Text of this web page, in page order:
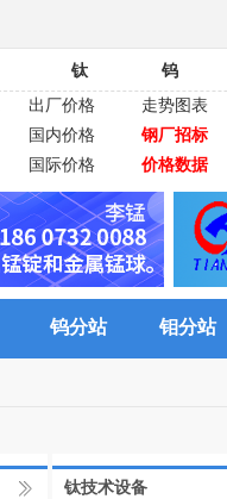
钛 钨
出厂价格
走势图表
国内价格
钢厂招标
国际价格
价格数据
钨分站 钼分站
钛技术设备